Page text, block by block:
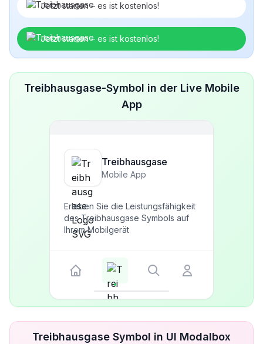
Jetzt starten – es ist kostenlos!
Jetzt starten – es ist kostenlos!
Treibhausgase-Symbol in der Live Mobile
App
Treibhausgase
Mobile App
Erleben Sie die Leistungsfähigkeit
des Treibhausgase Symbols auf
Ihrem Mobilgerät
Treibhausgase Symbol in UI Modalbox